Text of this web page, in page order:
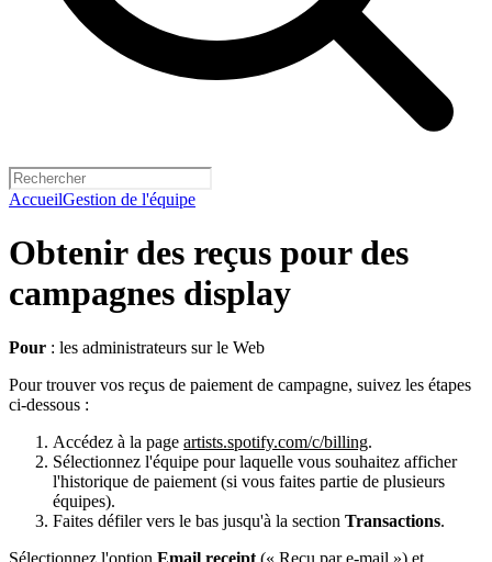
AccueilGestion de l'équipe
Obtenir des reçus pour des
campagnes display
Pour : les administrateurs sur le Web
Pour trouver vos reçus de paiement de campagne, suivez les étapes
ci-dessous :
Accédez à la page artists.spotify.com/c/billing.
Sélectionnez l'équipe pour laquelle vous souhaitez afficher
l'historique de paiement (si vous faites partie de plusieurs
équipes).
Faites défiler vers le bas jusqu'à la section Transactions.
Sélectionnez l'option Email receipt (« Reçu par e-mail ») et